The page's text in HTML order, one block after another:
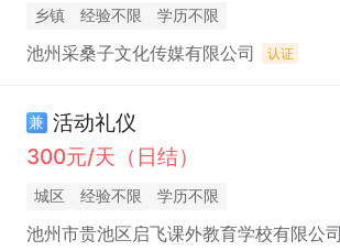
乡镇 经验不限 学历不限
池州采桑子文化传媒有限公司 认证
兼 活动礼仪
300元/天（日结）
城区 经验不限 学历不限
池州市贵池区启飞课外教育学校有限公司